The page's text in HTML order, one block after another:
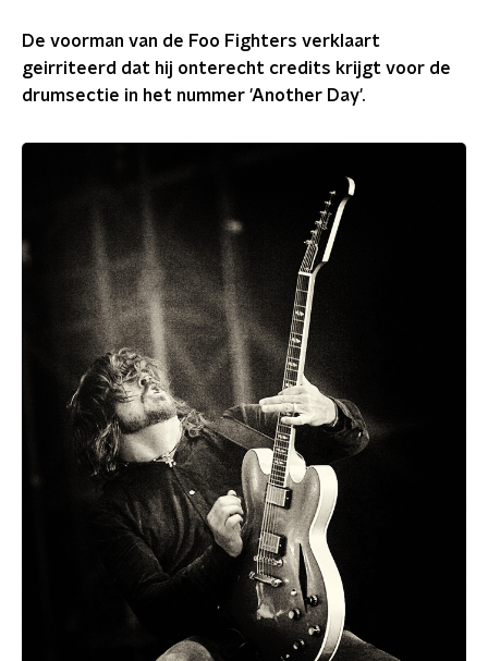
De voorman van de Foo Fighters verklaart
geirriteerd dat hij onterecht credits krijgt voor de
drumsectie in het nummer 'Another Day'.